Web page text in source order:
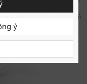
miếng bông hoặc nhíp
mi bằng thuốc nhuộm thì
10 gói dầu xả keratin
ý